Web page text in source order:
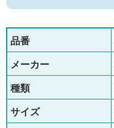
品番
メーカー
種類
サイズ